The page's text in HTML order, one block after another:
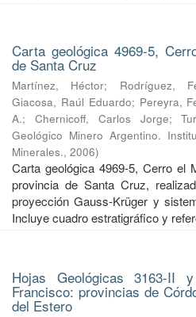
Carta geológica 4969-5,
de Santa Cruz
Martínez, Héctor; Rodríguez,
Giacosa, Raúl Eduardo; Pereyra,
A.; Chernicoff, Carlos Jorge;
Geológico Minero Argentino.
Minerales., 2006)
Carta geológica 4969-5, Cerro el
provincia de Santa Cruz,
proyección Gauss-Krüger y
Incluye cuadro estratigráfico y
Hojas Geológicas 3163-II
Francisco: provincias de
del Estero